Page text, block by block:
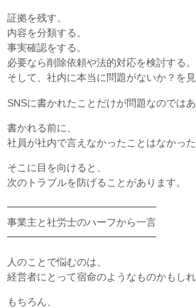
証拠を残す。
内容を分類する。
事実確認をする。
必要なら削除依頼や法的対応を検討する。
そして、社内に本当に問題がないか？を見
SNSに書かれたことだけが問題なのではあ
書かれる前に、
社員が社内で言えなかったことはなかった
そこに目を向けると、
次のトラブルを防げることがあります。
━━━━━━━━━━━━━━━
事業主と社労士のハーフから一言
━━━━━━━━━━━━━━━
人のことで悩むのは、
経営者にとって宿命のようなものかもしれ
もちろん、